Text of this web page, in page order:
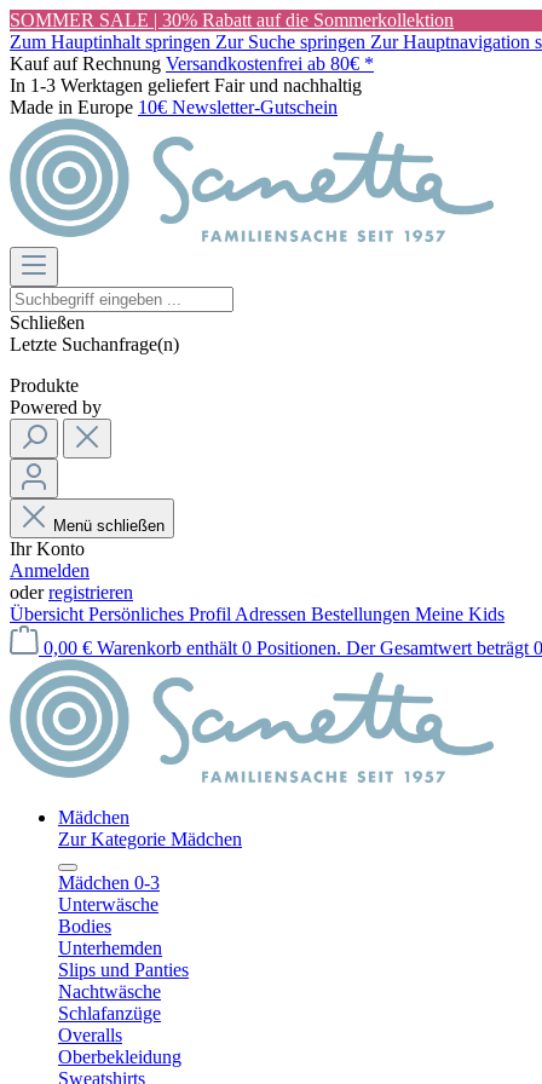
SOMMER SALE | 30% Rabatt auf die Sommerkollektion
Zum Hauptinhalt springen Zur Suche springen Zur Hauptnavigation
Kauf auf Rechnung Versandkostenfrei ab 80€ *
In 1-3 Werktagen geliefert Fair und nachhaltig
Made in Europe 10€ Newsletter-Gutschein
Schließen
Letzte Suchanfrage(n)
Produkte
Powered by
Menü schließen
Ihr Konto
Anmelden
oderregistrieren
Übersicht Persönliches Profil Adressen Bestellungen Meine Kids
0,00 € Warenkorb enthält 0 Positionen. Der Gesamtwert beträgt
Mädchen
Zur Kategorie Mädchen
Mädchen 0-3
Unterwäsche
Bodies
Unterhemden
Slips und Panties
Nachtwäsche
Schlafanzüge
Overalls
Oberbekleidung
Sweatshirts